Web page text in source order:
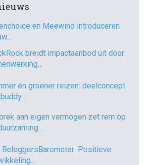
en Meewind introduceren
breidt impactaanbod uit door
én groener reizen: deelconcept
aan eigen vermogen zet rem op
BeleggersBarometer: Positieve